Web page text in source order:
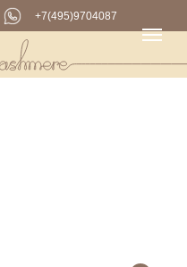
+7(495)9704087